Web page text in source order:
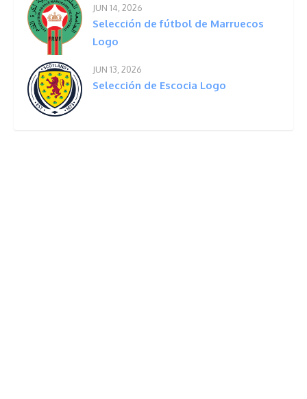
JUN 14, 2026
Selección de fútbol de Marruecos
Logo
JUN 13, 2026
Selección de Escocia Logo